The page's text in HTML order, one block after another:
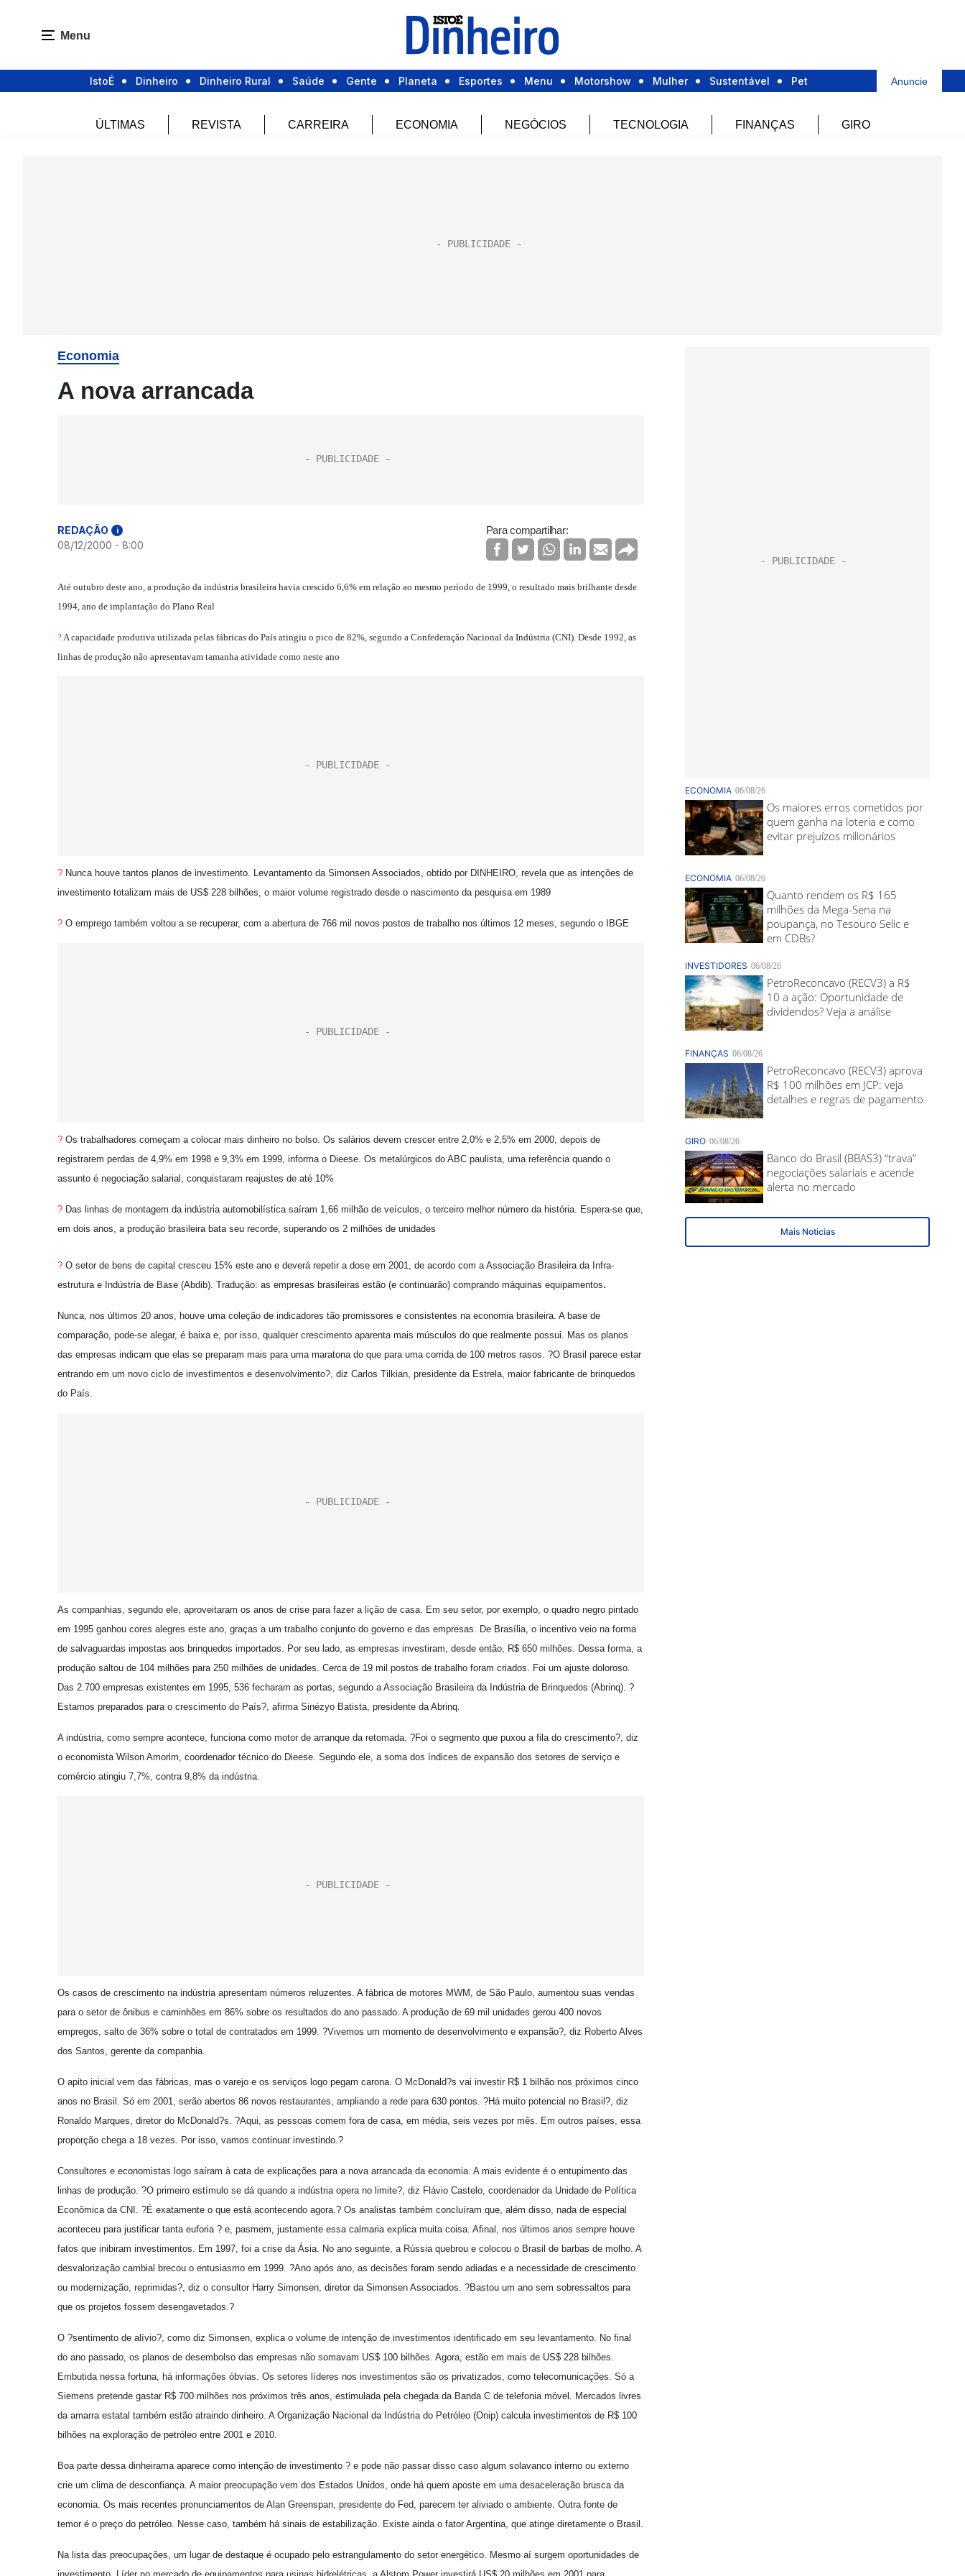
Menu
IstoÉ Dinheiro Dinheiro Rural Saúde Gente Planeta Esportes Menu Motorshow Mulher Sustentável Pet Anuncie
ÚLTIMAS REVISTA CARREIRA ECONOMIA NEGÓCIOS TECNOLOGIA FINANÇAS GIRO
Economia
A nova arrancada
REDAÇÃO i
08/12/2000 - 8:00
Para compartilhar:
Até outubro deste ano, a produção da indústria brasileira havia crescido 6,6% em relação ao mesmo período de 1999, o resultado mais brilhante desde
1994, ano de implantação do Plano Real
?A capacidade produtiva utilizada pelas fábricas do País atingiu o pico de 82%, segundo a Confederação Nacional da Indústria (CNI). Desde 1992, as
linhas de produção não apresentavam tamanha atividade como neste ano
? Nunca houve tantos planos de investimento. Levantamento da Simonsen Associados, obtido por DINHEIRO, revela que as intenções de
investimento totalizam mais de US$ 228 bilhões, o maior volume registrado desde o nascimento da pesquisa em 1989
? O emprego também voltou a se recuperar, com a abertura de 766 mil novos postos de trabalho nos últimos 12 meses, segundo o IBGE
? Os trabalhadores começam a colocar mais dinheiro no bolso. Os salários devem crescer entre 2,0% e 2,5% em 2000, depois de
registrarem perdas de 4,9% em 1998 e 9,3% em 1999, informa o Dieese. Os metalúrgicos do ABC paulista, uma referência quando o
assunto é negociação salarial, conquistaram reajustes de até 10%
? Das linhas de montagem da indústria automobilística saíram 1,66 milhão de veículos, o terceiro melhor número da história. Espera-se que,
em dois anos, a produção brasileira bata seu recorde, superando os 2 milhões de unidades
? O setor de bens de capital cresceu 15% este ano e deverá repetir a dose em 2001, de acordo com a Associação Brasileira da Infra-
estrutura e Indústria de Base (Abdib). Tradução: as empresas brasileiras estão (e continuarão) comprando máquinas equipamentos.
Nunca, nos últimos 20 anos, houve uma coleção de indicadores tão promissores e consistentes na economia brasileira. A base de
comparação, pode-se alegar, é baixa e, por isso, qualquer crescimento aparenta mais músculos do que realmente possui. Mas os planos
das empresas indicam que elas se preparam mais para uma maratona do que para uma corrida de 100 metros rasos. ?O Brasil parece estar
entrando em um novo ciclo de investimentos e desenvolvimento?, diz Carlos Tilkian, presidente da Estrela, maior fabricante de brinquedos
do País.
As companhias, segundo ele, aproveitaram os anos de crise para fazer a lição de casa. Em seu setor, por exemplo, o quadro negro pintado
em 1995 ganhou cores alegres este ano, graças a um trabalho conjunto do governo e das empresas. De Brasília, o incentivo veio na forma
de salvaguardas impostas aos brinquedos importados. Por seu lado, as empresas investiram, desde então, R$ 650 milhões. Dessa forma, a
produção saltou de 104 milhões para 250 milhões de unidades. Cerca de 19 mil postos de trabalho foram criados. Foi um ajuste doloroso.
Das 2.700 empresas existentes em 1995, 536 fecharam as portas, segundo a Associação Brasileira da Indústria de Brinquedos (Abrinq). ?
Estamos preparados para o crescimento do País?, afirma Sinézyo Batista, presidente da Abrinq.
A indústria, como sempre acontece, funciona como motor de arranque da retomada. ?Foi o segmento que puxou a fila do crescimento?, diz
o economista Wilson Amorim, coordenador técnico do Dieese. Segundo ele, a soma dos índices de expansão dos setores de serviço e
comércio atingiu 7,7%, contra 9,8% da indústria.
Os casos de crescimento na indústria apresentam números reluzentes. A fábrica de motores MWM, de São Paulo, aumentou suas vendas
para o setor de ônibus e caminhões em 86% sobre os resultados do ano passado. A produção de 69 mil unidades gerou 400 novos
empregos, salto de 36% sobre o total de contratados em 1999. ?Vivemos um momento de desenvolvimento e expansão?, diz Roberto Alves
dos Santos, gerente da companhia.
O apito inicial vem das fábricas, mas o varejo e os serviços logo pegam carona. O McDonald?s vai investir R$ 1 bilhão nos próximos cinco
anos no Brasil. Só em 2001, serão abertos 86 novos restaurantes, ampliando a rede para 630 pontos. ?Há muito potencial no Brasil?, diz
Ronaldo Marques, diretor do McDonald?s. ?Aqui, as pessoas comem fora de casa, em média, seis vezes por mês. Em outros países, essa
proporção chega a 18 vezes. Por isso, vamos continuar investindo.?
Consultores e economistas logo saíram à cata de explicações para a nova arrancada da economia. A mais evidente é o entupimento das
linhas de produção. ?O primeiro estímulo se dá quando a indústria opera no limite?, diz Flávio Castelo, coordenador da Unidade de Política
Econômica da CNI. ?É exatamente o que está acontecendo agora.? Os analistas também concluíram que, além disso, nada de especial
aconteceu para justificar tanta euforia ? e, pasmem, justamente essa calmaria explica muita coisa. Afinal, nos últimos anos sempre houve
fatos que inibiram investimentos. Em 1997, foi a crise da Ásia. No ano seguinte, a Rússia quebrou e colocou o Brasil de barbas de molho. A
desvalorização cambial brecou o entusiasmo em 1999. ?Ano após ano, as decisões foram sendo adiadas e a necessidade de crescimento
ou modernização, reprimidas?, diz o consultor Harry Simonsen, diretor da Simonsen Associados. ?Bastou um ano sem sobressaltos para
que os projetos fossem desengavetados.?
O ?sentimento de alívio?, como diz Simonsen, explica o volume de intenção de investimentos identificado em seu levantamento. No final
do ano passado, os planos de desembolso das empresas não somavam US$ 100 bilhões. Agora, estão em mais de US$ 228 bilhões.
Embutida nessa fortuna, há informações óbvias. Os setores líderes nos investimentos são os privatizados, como telecomunicações. Só a
Siemens pretende gastar R$ 700 milhões nos próximos três anos, estimulada pela chegada da Banda C de telefonia móvel. Mercados livres
da amarra estatal também estão atraindo dinheiro. A Organização Nacional da Indústria do Petróleo (Onip) calcula investimentos de R$ 100
bilhões na exploração de petróleo entre 2001 e 2010.
Boa parte dessa dinheirama aparece como intenção de investimento ? e pode não passar disso caso algum solavanco interno ou externo
crie um clima de desconfiança. A maior preocupação vem dos Estados Unidos, onde há quem aposte em uma desaceleração brusca da
economia. Os mais recentes pronunciamentos de Alan Greenspan, presidente do Fed, parecem ter aliviado o ambiente. Outra fonte de
temor é o preço do petróleo. Nesse caso, também há sinais de estabilização. Existe ainda o fator Argentina, que atinge diretamente o Brasil.
Na lista das preocupações, um lugar de destaque é ocupado pelo estrangulamento do setor energético. Mesmo aí surgem oportunidades de